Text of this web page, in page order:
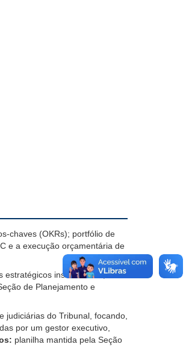
chaves (OKRs); portfólio de
e a execução orçamentária de
estratégicos institucionais, da
de Planejamento e
do Tribunal, focando,
por um gestor executivo,
planilha mantida pela Seção